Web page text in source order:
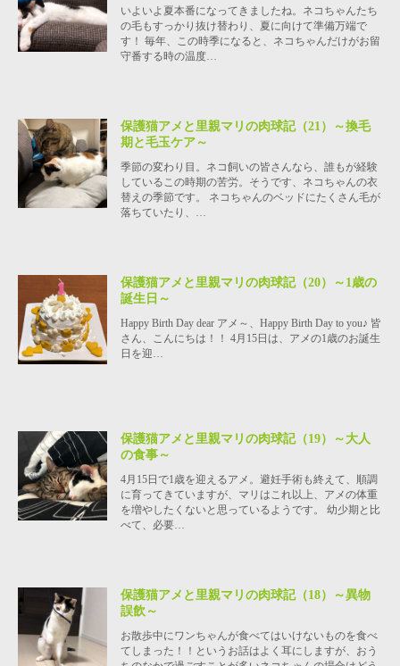
いよいよ夏本番になってきましたね。ネコちゃんたち
の毛もすっかり抜け替わり、夏に向けて準備万端で
す！ 毎年、この時季になると、ネコちゃんだけがお留
守番する時の温度…
保護猫アメと里親マリの肉球記（21）～換毛
期と毛玉ケア～
季節の変わり目。ネコ飼いの皆さんなら、誰もが経験
しているこの時期の苦労。そうです、ネコちゃんの衣
替えの季節です。 ネコちゃんのベッドにたくさん毛が
落ちていたり、…
保護猫アメと里親マリの肉球記（20）～1歳の
誕生日～
Happy Birth Day dear アメ～、Happy Birth Day to you♪ 皆
さん、こんにちは！！ 4月15日は、アメの1歳のお誕生
日を迎…
保護猫アメと里親マリの肉球記（19）～大人
の食事～
4月15日で1歳を迎えるアメ。避妊手術も終えて、順調
に育ってきていますが、マリはこれ以上、アメの体重
を増やしたくないと思っているようです。 幼少期と比
べて、必要…
保護猫アメと里親マリの肉球記（18）～異物
誤飲～
お散歩中にワンちゃんが食べてはいけないものを食べ
てしまった！！というお話はよく耳にしますが、おう